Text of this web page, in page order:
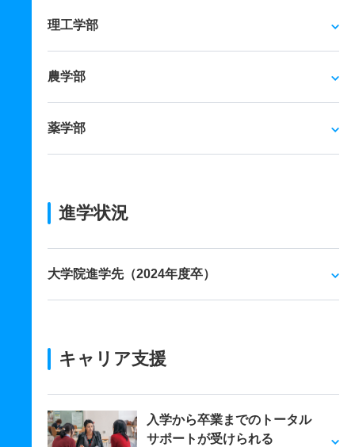
理工学部
農学部
薬学部
進学状況
大学院進学先（2024年度卒）
キャリア支援
入学から卒業までのトータル
サポートが受けられる